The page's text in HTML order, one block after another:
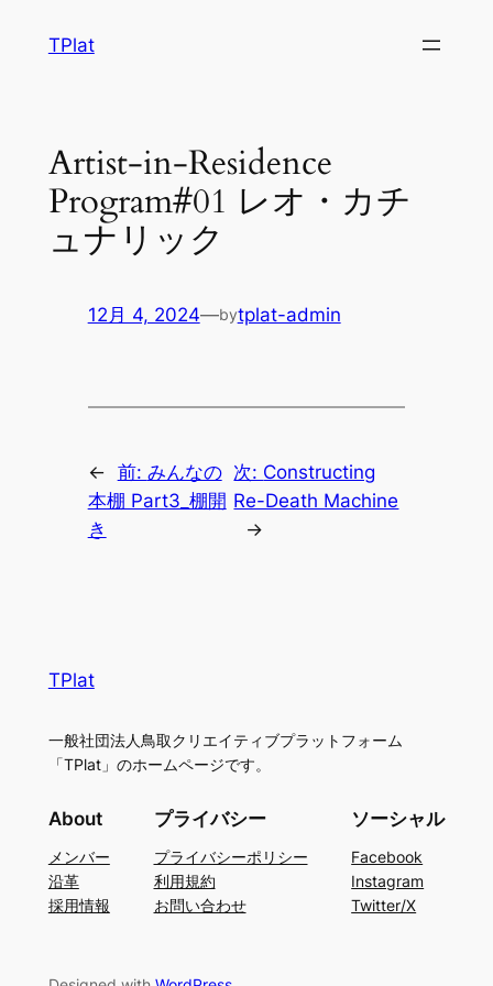
TPlat
Artist-in-Residence
Program#01 レオ・カチ
ュナリック
12月 4, 2024—bytplat-admin
← 前: みんなの
本棚 Part3_棚開
き
次: Constructing
Re-Death Machine
→
TPlat
一般社団法人鳥取クリエイティブプラットフォーム
「TPlat」のホームページです。
About
メンバー
沿革
採用情報
プライバシー
プライバシーポリシー
利用規約
お問い合わせ
ソーシャル
Facebook
Instagram
Twitter/X